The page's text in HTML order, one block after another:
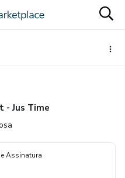
- Jus Time
Assinatura